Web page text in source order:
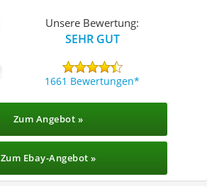
Unsere Bewertung:
SEHR GUT
1661 Bewertungen
Zum Angebot »
Zum Ebay-Angebot »